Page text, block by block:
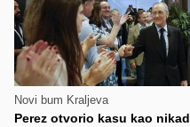
Novi bum Kraljeva
Perez otvorio kasu kao nikad